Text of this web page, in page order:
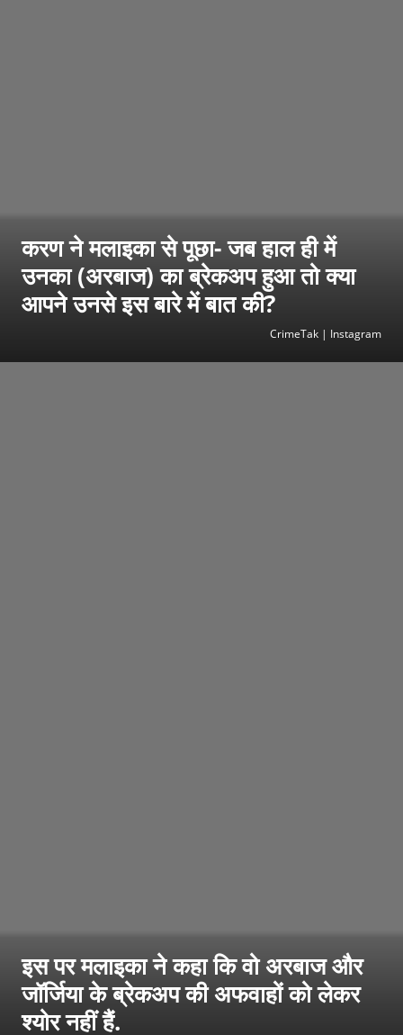
करण ने मलाइका से पूछा- जब हाल ही में
उनका (अरबाज) का ब्रेकअप हुआ तो क्या
आपने उनसे इस बारे में बात की?
CrimeTak | Instagram
इस पर मलाइका ने कहा कि वो अरबाज और
जॉर्जिया के ब्रेकअप की अफवाहों को लेकर
श्योर नहीं हैं.